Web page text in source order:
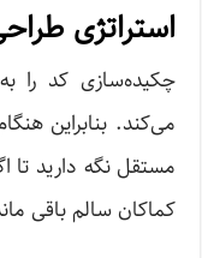
استراتژی
چکیده‌سازی کد را
می‌کند. بنابراین
مستقل نگه دارید تا
کماکان سالم باقی